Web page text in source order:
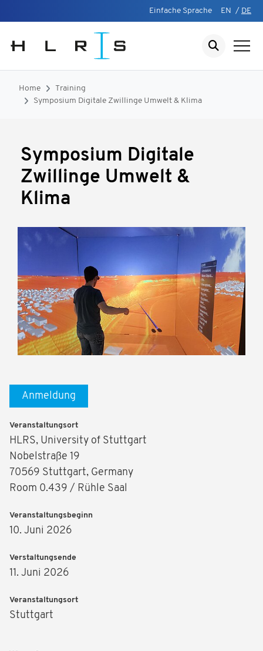
Einfache Sprache EN / DE
Home
Training
Symposium Digitale Zwillinge Umwelt & Klima
Symposium Digitale
Zwillinge Umwelt &
Klima
Anmeldung
Veranstaltungsort
HLRS, University of Stuttgart
Nobelstraße 19
70569 Stuttgart, Germany
Room 0.439 / Rühle Saal
Veranstaltungsbeginn
10. Juni 2026
Verstaltungsende
11. Juni 2026
Veranstaltungsort
Stuttgart